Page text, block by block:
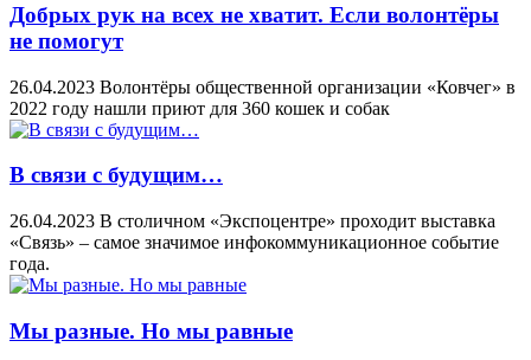
Добрых рук на всех не хватит. Если волонтёры
не помогут
26.04.2023 Волонтёры общественной организации «Ковчег» в
2022 году нашли приют для 360 кошек и собак
В связи с будущим…
26.04.2023 В столичном «Экспоцентре» проходит выставка
«Связь» – самое значимое инфокоммуникационное событие
года.
Мы разные. Но мы равные